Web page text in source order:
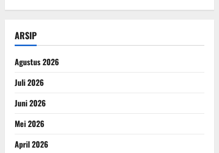
ARSIP
Agustus 2026
Juli 2026
Juni 2026
Mei 2026
April 2026